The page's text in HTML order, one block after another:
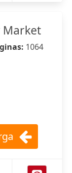
Market
1064